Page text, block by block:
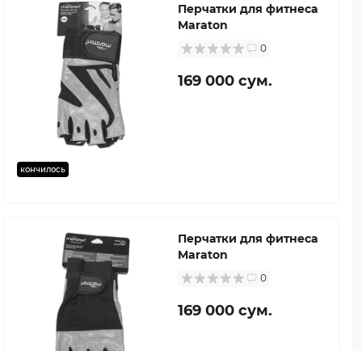
кончилось
Перчатки для фитнеса
Maraton
0
169 000 сум.
Перчатки для фитнеса
Maraton
0
169 000 сум.